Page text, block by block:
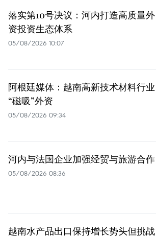
落实第10号决议：河内打造高质量外
资投资生态体系
05/08/2026 10:07
阿根廷媒体：越南高新技术材料行业
“磁吸”外资
05/08/2026 09:34
河内与法国企业加强经贸与旅游合作
05/08/2026 08:36
越南水产品出口保持增长势头但挑战